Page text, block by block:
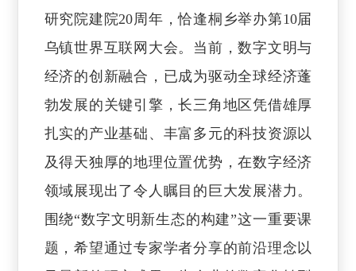
研究院建院20周年，恰逢桐乡举办第10届
乌镇世界互联网大会。当前，数字文明与
经济的创新融合，已成为驱动全球经济蓬
勃发展的关键引擎，长三角地区凭借雄厚
扎实的产业基础、丰富多元的科技资源以
及得天独厚的地理位置优势，在数字经济
领域展现出了令人瞩目的巨大发展潜力。
围绕“数字文明新生态的构建”这一重要课
题，希望通过专家学者分享的前沿理念以